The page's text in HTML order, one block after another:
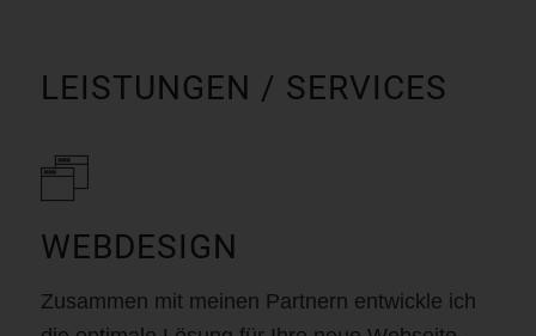
LEISTUNGEN / SERVICES
WEBDESIGN
Zusammen mit meinen Partnern entwickle ich